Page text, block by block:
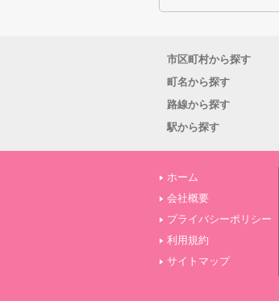
市区町村から探す
町名から探す
路線から探す
駅から探す
ホーム
会社概要
プライバシーポリシー
利用規約
サイトマップ